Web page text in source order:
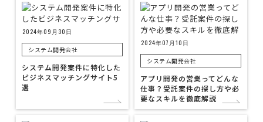
2024年09月30日
システム開発会社
システム開発案件に特化した
ビジネスマッチングサイト5
選
2024年07月10日
システム開発会社
アプリ開発の営業ってどんな
仕事？受託案件の探し方や必
要なスキルを徹底解説